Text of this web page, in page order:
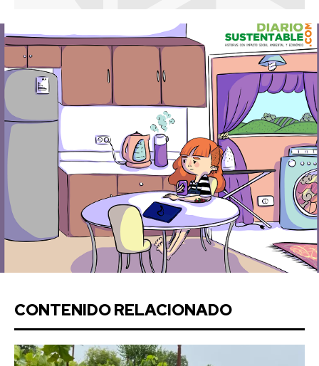
CONTENIDO RELACIONADO